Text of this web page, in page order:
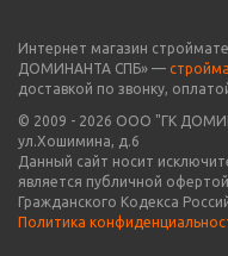
Интернет магазин
ДОМИНАНТА СПБ» —
доставкой по звонку,
© 2009 - 2026 ООО "ГК
ул.Хошимина, д.6
Данный сайт носит
является публичной
Гражданского Кодекса
Политика